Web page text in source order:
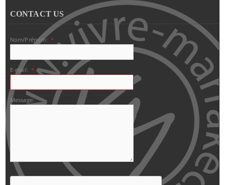
CONTACT US
Nom/Prénom: *
E-mail: *
Message: